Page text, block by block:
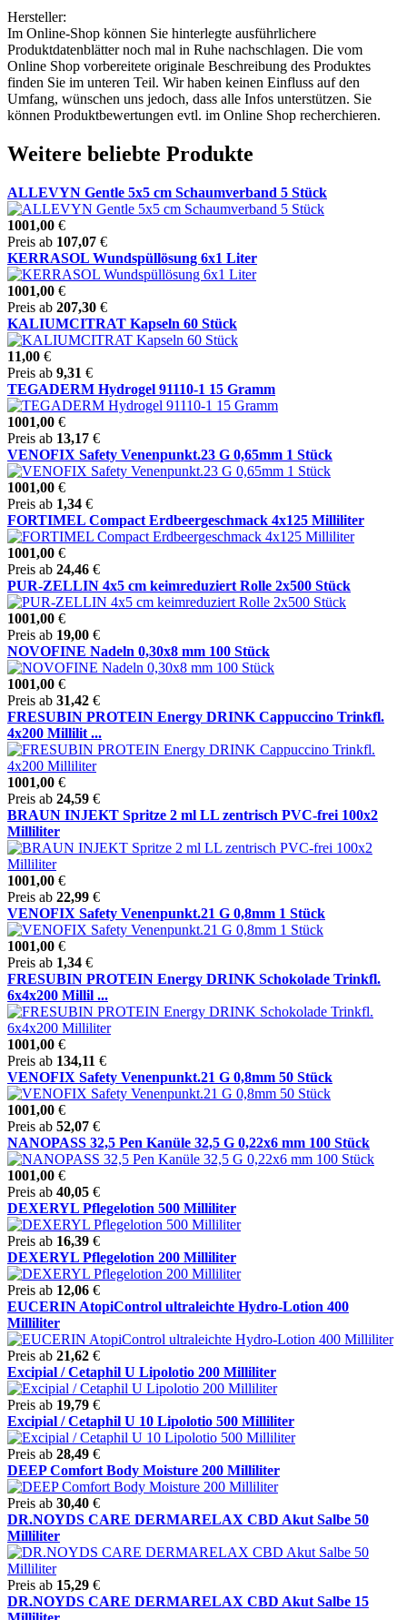
Hersteller:
Im Online-Shop können Sie hinterlegte ausführlichere
Produktdatenblätter noch mal in Ruhe nachschlagen. Die vom
Online Shop vorbereitete originale Beschreibung des Produktes
finden Sie im unteren Teil. Wir haben keinen Einfluss auf den
Umfang, wünschen uns jedoch, dass alle Infos unterstützen. Sie
können Produktbewertungen evtl. im Online Shop recherchieren.
Weitere beliebte Produkte
ALLEVYN Gentle 5x5 cm Schaumverband 5 Stück
1001,00 €
Preis ab 107,07 €
KERRASOL Wundspüllösung 6x1 Liter
1001,00 €
Preis ab 207,30 €
KALIUMCITRAT Kapseln 60 Stück
11,00 €
Preis ab 9,31 €
TEGADERM Hydrogel 91110-1 15 Gramm
1001,00 €
Preis ab 13,17 €
VENOFIX Safety Venenpunkt.23 G 0,65mm 1 Stück
1001,00 €
Preis ab 1,34 €
FORTIMEL Compact Erdbeergeschmack 4x125 Milliliter
1001,00 €
Preis ab 24,46 €
PUR-ZELLIN 4x5 cm keimreduziert Rolle 2x500 Stück
1001,00 €
Preis ab 19,00 €
NOVOFINE Nadeln 0,30x8 mm 100 Stück
1001,00 €
Preis ab 31,42 €
FRESUBIN PROTEIN Energy DRINK Cappuccino Trinkfl.
4x200 Millilit ...
1001,00 €
Preis ab 24,59 €
BRAUN INJEKT Spritze 2 ml LL zentrisch PVC-frei 100x2
Milliliter
1001,00 €
Preis ab 22,99 €
VENOFIX Safety Venenpunkt.21 G 0,8mm 1 Stück
1001,00 €
Preis ab 1,34 €
FRESUBIN PROTEIN Energy DRINK Schokolade Trinkfl.
6x4x200 Millil ...
1001,00 €
Preis ab 134,11 €
VENOFIX Safety Venenpunkt.21 G 0,8mm 50 Stück
1001,00 €
Preis ab 52,07 €
NANOPASS 32,5 Pen Kanüle 32,5 G 0,22x6 mm 100 Stück
1001,00 €
Preis ab 40,05 €
DEXERYL Pflegelotion 500 Milliliter
Preis ab 16,39 €
DEXERYL Pflegelotion 200 Milliliter
Preis ab 12,06 €
EUCERIN AtopiControl ultraleichte Hydro-Lotion 400
Milliliter
Preis ab 21,62 €
Excipial / Cetaphil U Lipolotio 200 Milliliter
Preis ab 19,79 €
Excipial / Cetaphil U 10 Lipolotio 500 Milliliter
Preis ab 28,49 €
DEEP Comfort Body Moisture 200 Milliliter
Preis ab 30,40 €
DR.NOYDS CARE DERMARELAX CBD Akut Salbe 50
Milliliter
Preis ab 15,29 €
DR.NOYDS CARE DERMARELAX CBD Akut Salbe 15